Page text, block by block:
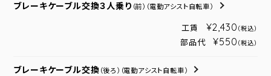
ブレーキケーブル交換３人乗り （前） （電動アシスト自転車）
工賃 ¥2,430 （税込）
部品代 ¥550 （税込）
ブレーキケーブル交換 （後ろ） （電動アシスト自転車）